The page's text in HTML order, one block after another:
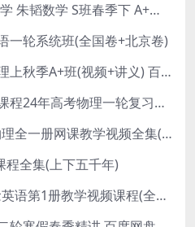
初中数学 2024初一数学 朱韬数学 S班春季下 A+班春季下 百度云网盘
一轮系统班(全国卷+北京卷)
杨萌物理2023初三物理上秋季A+班(视频+讲义) 百度网盘分享
2024赵玉峰高三物理课程24年高考物理一轮复习网课教程
沪科版(初三)九年级物理全一册网课教学视频全集(录播版 杜春雨 66讲)
程全集(上下五千年)
[胡金铭 Diana]新概念英语第1册教学视频课程(全集 百度网盘下载)